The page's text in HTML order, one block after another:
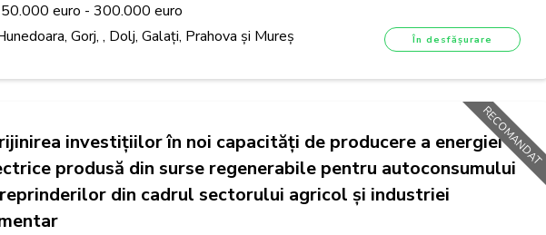
50.000 euro - 300.000 euro
Gorj, , Dolj, Galați, Prahova și Mureș
În desfășurare
investițiilor în noi capacități de producere a energiei
produsă din surse regenerabile pentru autoconsumului
din cadrul sectorului agricol și industriei
RECOMANDAT